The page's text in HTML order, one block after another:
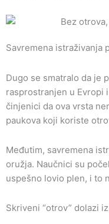
Savremena istraživanja
Dugo se smatralo da je
rasprostranjen u Evropi
činjenici da ova vrsta
paukova koji koriste
Međutim, savremena
oružja. Naučnici su
uspešno lovio plen, i to
Skriveni “otrov” dolazi